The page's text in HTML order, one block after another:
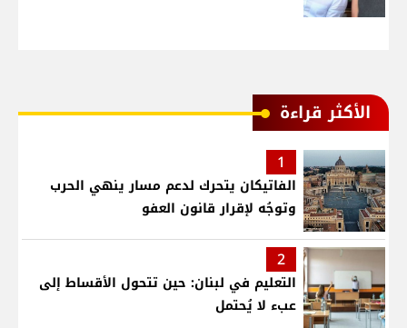
الأكثر قراءة
1
الفاتيكان يتحرك لدعم مسار ينهي الحرب
وتوجُه لإقرار قانون العفو
2
التعليم في لبنان: حين تتحول الأقساط إلى
عبء لا يُحتمل